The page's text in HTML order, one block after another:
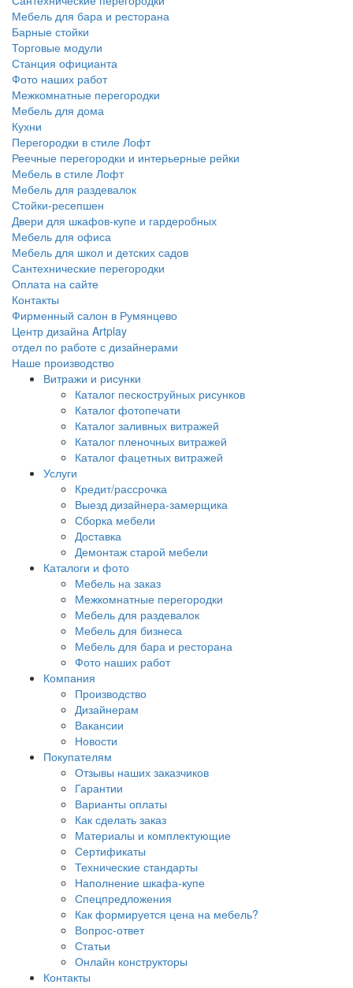
Мебель для бара и ресторана
Барные стойки
Торговые модули
Станция официанта
Фото наших работ
Межкомнатные перегородки
Мебель для дома
Кухни
Перегородки в стиле Лофт
Реечные перегородки и интерьерные рейки
Мебель в стиле Лофт
Мебель для раздевалок
Стойки-ресепшен
Двери для шкафов-купе и гардеробных
Мебель для офиса
Мебель для школ и детских садов
Сантехнические перегородки
Оплата на сайте
Контакты
Фирменный салон в Румянцево
Центр дизайна Artplay
отдел по работе с дизайнерами
Наше производство
Витражи и рисунки
Каталог пескоструйных рисунков
Каталог фотопечати
Каталог заливных витражей
Каталог пленочных витражей
Каталог фацетных витражей
Услуги
Кредит/рассрочка
Выезд дизайнера-замерщика
Сборка мебели
Доставка
Демонтаж старой мебели
Каталоги и фото
Мебель на заказ
Межкомнатные перегородки
Мебель для раздевалок
Мебель для бизнеса
Мебель для бара и ресторана
Фото наших работ
Компания
Производство
Дизайнерам
Вакансии
Новости
Покупателям
Отзывы наших заказчиков
Гарантии
Варианты оплаты
Как сделать заказ
Материалы и комплектующие
Сертификаты
Технические стандарты
Наполнение шкафа-купе
Спецпредложения
Как формируется цена на мебель?
Вопрос-ответ
Статьи
Онлайн конструкторы
Контакты